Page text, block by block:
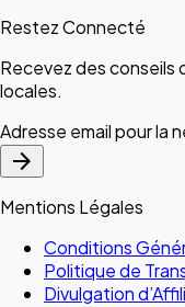
Restez Connecté
Recevez des conseils
locales.
Adresse email pour la
arrow_forward
Mentions Légales
Conditions
Politique de
Divulgation